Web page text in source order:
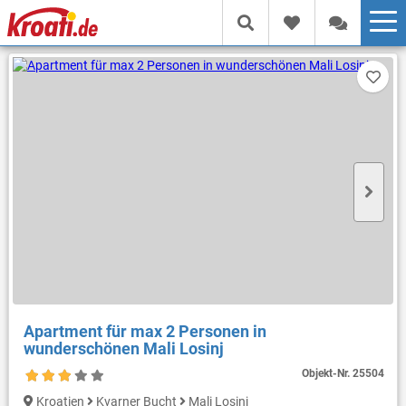
Apartment für max 2 Personen in
wunderschönen Mali Losinj
Objekt-Nr.25504
Kroatien Kvarner Bucht Mali Losinj